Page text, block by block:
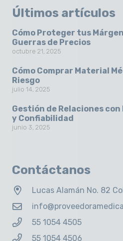
Últimos artículos
Cómo Proteger tus
Guerras de Precios
octubre 21, 2025
Cómo Comprar Material
Riesgo
julio 14, 2025
Gestión de Relaciones
y Confiabilidad
junio 3, 2025
Contáctanos
Lucas Alamán No. 82
55 1054 4505
55 1054 4506